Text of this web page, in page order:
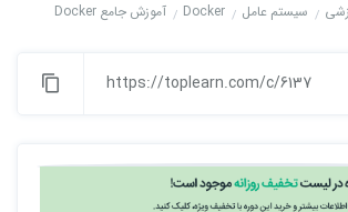
سیستم عامل Docker آموزش جامع Docker
https://toplearn.com/c/6137